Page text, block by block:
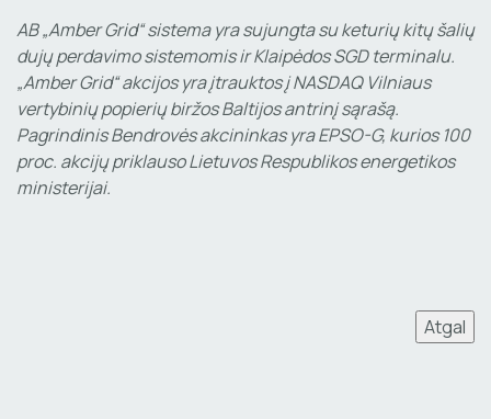
AB „Amber Grid“ sistema yra sujungta su keturių kitų šalių
dujų perdavimo sistemomis ir Klaipėdos SGD terminalu.
„Amber Grid“ akcijos yra įtrauktos į NASDAQ Vilniaus
vertybinių popierių biržos Baltijos antrinį sąrašą.
Pagrindinis Bendrovės akcininkas yra EPSO-G, kurios 100
proc. akcijų priklauso Lietuvos Respublikos energetikos
ministerijai.
Atgal